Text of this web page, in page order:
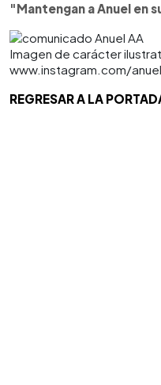
"Mantengan a Anuel en
Imagen de carácter
www.instagram.com/anuel
REGRESAR A LA